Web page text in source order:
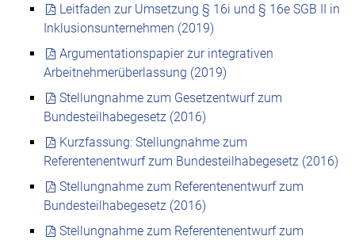
Leitfaden zur Umsetzung § 16i und § 16e SGB II in
Inklusionsunternehmen (2019)
Argumentationspapier zur integrativen
Arbeitnehmerüberlassung (2019)
Stellungnahme zum Gesetzentwurf zum
Bundesteilhabegesetz (2016)
Kurzfassung: Stellungnahme zum
Referentenentwurf zum Bundesteilhabegesetz (2016)
Stellungnahme zum Referentenentwurf zum
Bundesteilhabegesetz (2016)
Stellungnahme zum Referentenentwurf zum